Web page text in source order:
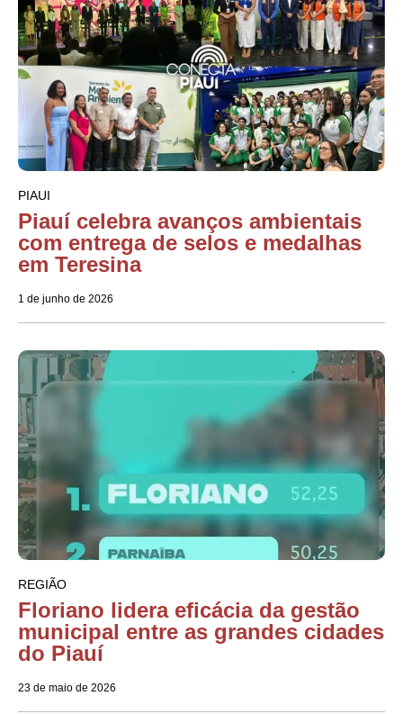
PIAUI
Piauí celebra avanços ambientais
com entrega de selos e medalhas
em Teresina
1 de junho de 2026
REGIÃO
Floriano lidera eficácia da gestão
municipal entre as grandes cidades
do Piauí
23 de maio de 2026